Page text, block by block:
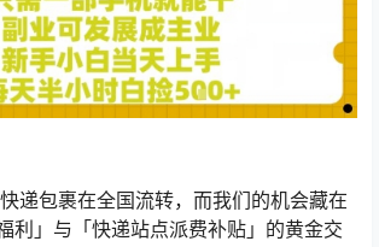
递包裹在全国流转，而我们的机会藏在
利」与「快递站点派费补贴」的黄金交